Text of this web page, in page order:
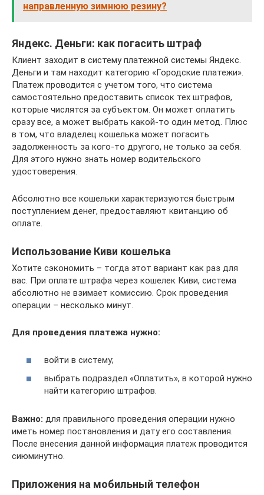
направленную зимнюю резину?
Яндекс. Деньги: как погасить штраф
Клиент заходит в систему платежной системы Яндекс.
Деньги и там находит категорию «Городские платежи».
Платеж проводится с учетом того, что система
самостоятельно предоставить список тех штрафов,
которые числятся за субъектом. Он может оплатить
сразу все, а может выбрать какой-то один метод. Плюс
в том, что владелец кошелька может погасить
задолженность за кого-то другого, не только за себя.
Для этого нужно знать номер водительского
удостоверения.
Абсолютно все кошельки характеризуются быстрым
поступлением денег, предоставляют квитанцию об
оплате.
Использование Киви кошелька
Хотите сэкономить – тогда этот вариант как раз для
вас. При оплате штрафа через кошелек Киви, система
абсолютно не взимает комиссию. Срок проведения
операции – несколько минут.
Для проведения платежа нужно:
войти в систему;
выбрать подраздел «Оплатить», в которой нужно
найти категорию штрафов.
Важно: для правильного проведения операции нужно
иметь номер постановления и дату его составления.
После внесения данной информация платеж проводится
сиюминутно.
Приложения на мобильный телефон